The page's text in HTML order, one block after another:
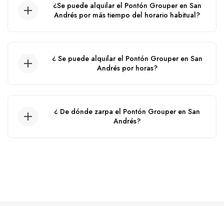
¿Se puede alquilar el Pontón Grouper en San
Andrés por más tiempo del horario habitual?
¿ Se puede alquilar el Pontón Grouper en San
Andrés por horas?
¿ De dónde zarpa el Pontón Grouper en San
Andrés?